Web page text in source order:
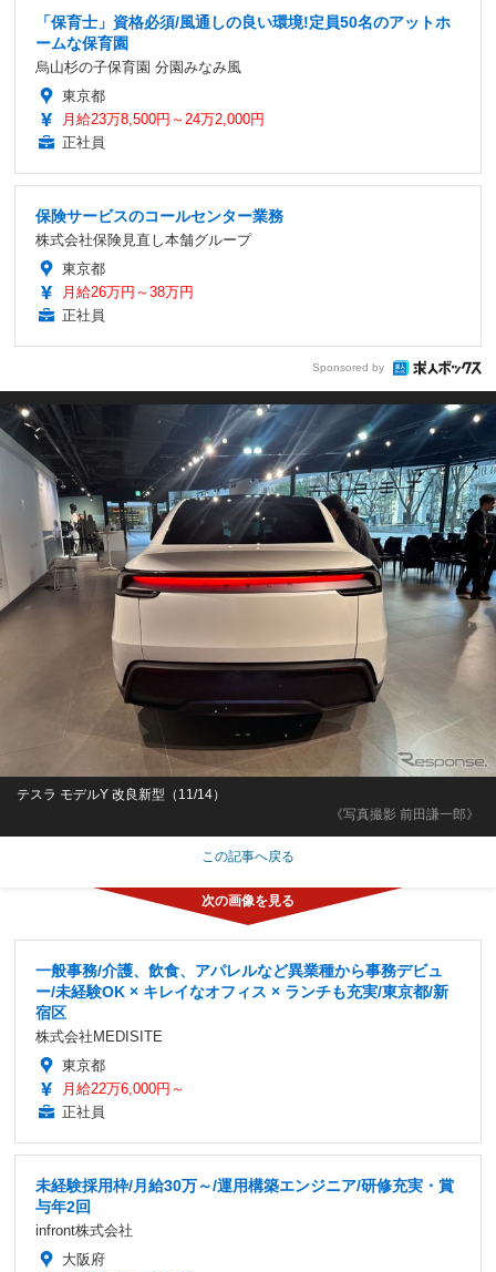
「保育士」資格必須/風通しの良い環境!定員50名のアットホ
ームな保育園
烏山杉の子保育園 分園みなみ風
東京都
月給23万8,500円～24万2,000円
正社員
保険サービスのコールセンター業務
株式会社保険見直し本舗グループ
東京都
月給26万円～38万円
正社員
Sponsored by
《写真撮影 前田謙一郎》
テスラ モデルY 改良新型（11/14）
この記事へ戻る
一般事務/介護、飲食、アパレルなど異業種から事務デビュ
ー/未経験OK × キレイなオフィス × ランチも充実/東京都/新
宿区
株式会社MEDISITE
東京都
月給22万6,000円～
正社員
未経験採用枠/月給30万～/運用構築エンジニア/研修充実・賞
与年2回
infront株式会社
大阪府